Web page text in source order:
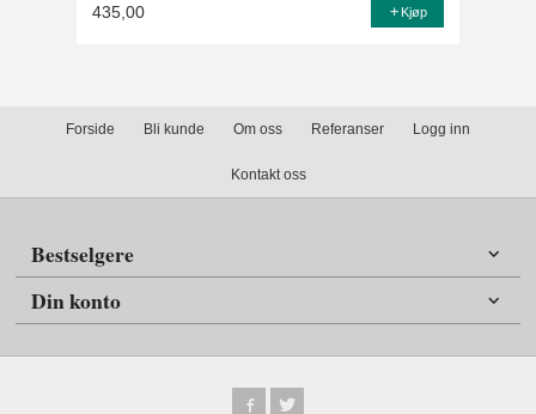
435,00 Kjøp
Forside Bli kunde Om oss Referanser Logg inn
Kontakt oss
Bestselgere
Din konto